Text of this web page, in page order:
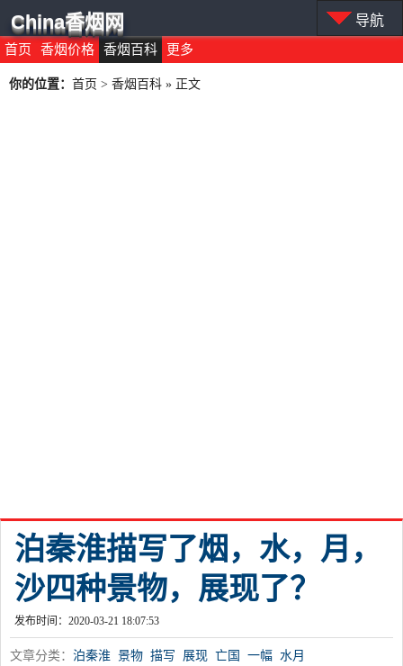
首页 香烟价格 香烟百科 更多
China香烟网 导航
你的位置： 首页 > 香烟百科 » 正文
泊秦淮描写了烟，水，月，
沙四种景物，展现了？
发布时间：2020-03-21 18:07:53
文章分类： 泊秦淮 景物 描写 展现 亡国 一幅 水月